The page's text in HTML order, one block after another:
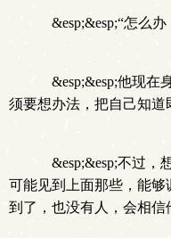
&esp;&esp;“怎么
&esp;&esp;他现在
须要想办法，把自己知道
&esp;&esp;不过，
可能见到上面那些，能
到了，也没有人，会相信